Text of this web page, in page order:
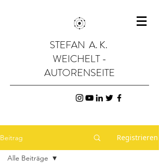
STEFAN A. K.
WEICHELT -
AUTORENSEITE
Beitrag Registrieren
Alle Beiträge